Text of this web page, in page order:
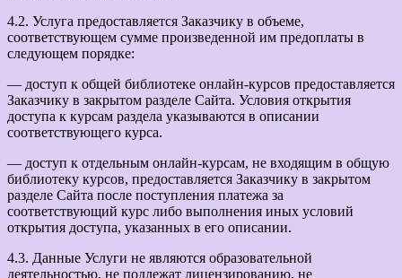
4.2. Услуга предоставляется Заказчику в объеме,
соответствующем сумме произведенной им предоплаты в
следующем порядке:
— доступ к общей библиотеке онлайн-курсов предоставляется
Заказчику в закрытом разделе Сайта. Условия открытия
доступа к курсам раздела указываются в описании
соответствующего курса.
— доступ к отдельным онлайн-курсам, не входящим в общую
библиотеку курсов, предоставляется Заказчику в закрытом
разделе Сайта после поступления платежа за
соответствующий курс либо выполнения иных условий
открытия доступа, указанных в его описании.
4.3. Данные Услуги не являются образовательной
деятельностью, не подлежат лицензированию, не